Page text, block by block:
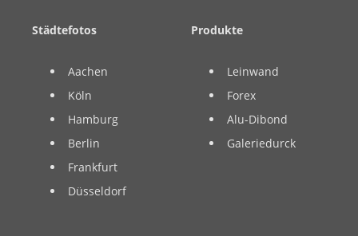
Städtefotos
Aachen
Köln
Hamburg
Berlin
Frankfurt
Düsseldorf
Produkte
Leinwand
Forex
Alu-Dibond
Galeriedurck